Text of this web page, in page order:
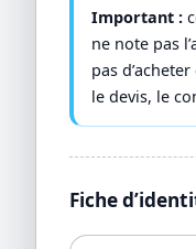
Important :
ne note pas
pas
le devis, le
Fiche